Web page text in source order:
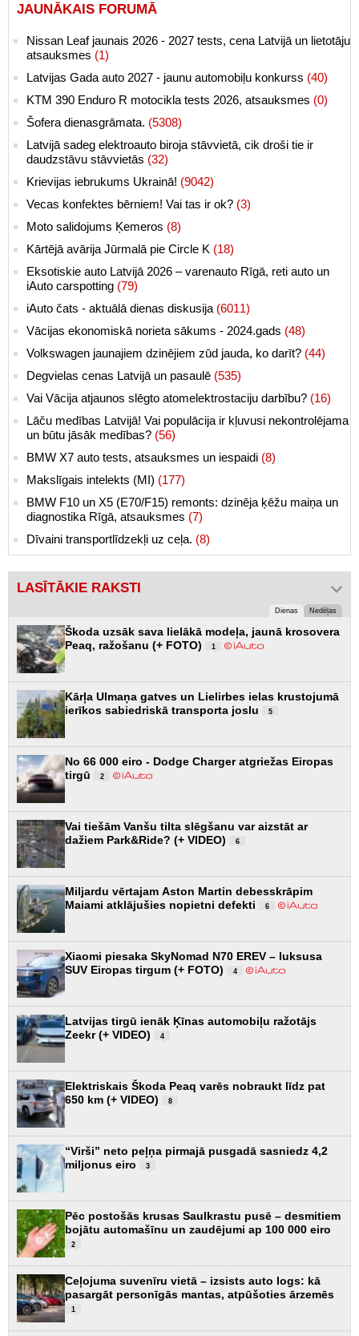
JAUNĀKAIS FORUMĀ
Nissan Leaf jaunais 2026 - 2027 tests, cena Latvijā un lietotāju
atsauksmes (1)
Latvijas Gada auto 2027 - jaunu automobiļu konkurss (40)
KTM 390 Enduro R motocikla tests 2026, atsauksmes (0)
Šofera dienasgrāmata. (5308)
Latvijā sadeg elektroauto biroja stāvvietā, cik droši tie ir
daudzstāvu stāvvietās (32)
Krievijas iebrukums Ukrainā! (9042)
Vecas konfektes bērniem! Vai tas ir ok? (3)
Moto salidojums Ķemeros (8)
Kārtējā avārija Jūrmalā pie Circle K (18)
Eksotiskie auto Latvijā 2026 – varenauto Rīgā, reti auto un
iAuto carspotting (79)
iAuto čats - aktuālā dienas diskusija (6011)
Vācijas ekonomiskā norieta sākums - 2024.gads (48)
Volkswagen jaunajiem dzinējiem zūd jauda, ko darīt? (44)
Degvielas cenas Latvijā un pasaulē (535)
Vai Vācija atjaunos slēgto atomelektrostaciju darbību? (16)
Lāču medības Latvijā! Vai populācija ir kļuvusi nekontrolējama
un būtu jāsāk medības? (56)
BMW X7 auto tests, atsauksmes un iespaidi (8)
Makslīgais intelekts (MI) (177)
BMW F10 un X5 (E70/F15) remonts: dzinēja ķēžu maiņa un
diagnostika Rīgā, atsauksmes (7)
Dīvaini transportlīdzekļi uz ceļa. (8)
LASĪTĀKIE RAKSTI
Dienas Nedēļas
Škoda uzsāk sava lielākā modeļa, jaunā krosovera
Peaq, ražošanu (+ FOTO)
1
Kārļa Ulmaņa gatves un Lielirbes ielas krustojumā
ierīkos sabiedriskā transporta joslu
5
No 66 000 eiro - Dodge Charger atgriežas Eiropas
tirgū
2
Vai tiešām Vanšu tilta slēgšanu var aizstāt ar
dažiem Park&Ride? (+ VIDEO)
6
Miljardu vērtajam Aston Martin debesskrāpim
Maiami atklājušies nopietni defekti
6
Xiaomi piesaka SkyNomad N70 EREV – luksusa
SUV Eiropas tirgum (+ FOTO)
4
Latvijas tirgū ienāk Ķīnas automobiļu ražotājs
Zeekr (+ VIDEO)
4
Elektriskais Škoda Peaq varēs nobraukt līdz pat
650 km (+ VIDEO)
8
“Virši” neto peļņa pirmajā pusgadā sasniedz 4,2
miljonus eiro
3
Pēc postošās krusas Saulkrastu pusē – desmitiem
bojātu automašīnu un zaudējumi ap 100 000 eiro
2
Ceļojuma suvenīru vietā – izsists auto logs: kā
pasargāt personīgās mantas, atpūšoties ārzemēs
1